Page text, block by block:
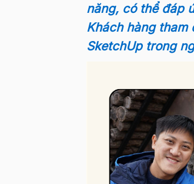
năng, có thể đáp
Khách hàng
SketchUp trong